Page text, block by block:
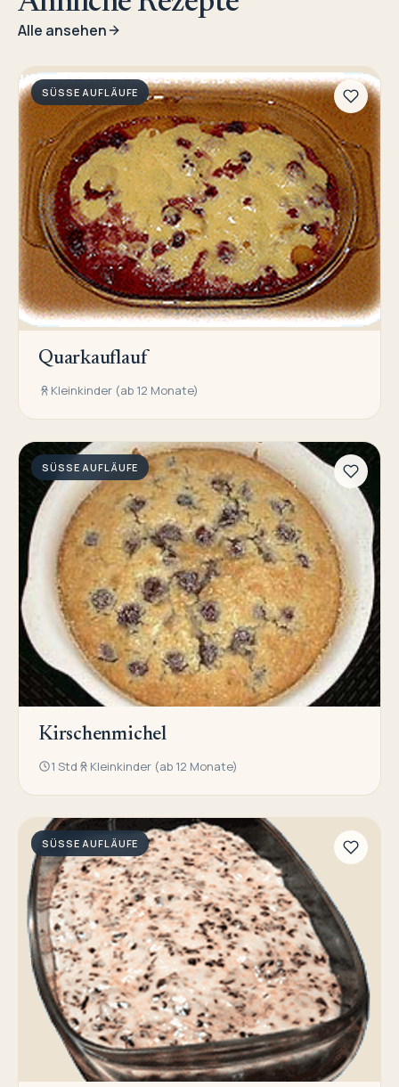
Alle ansehen
SÜSSE AUFLÄUFE
Quarkauflauf
Kleinkinder (ab 12 Monate)
SÜSSE AUFLÄUFE
Kirschenmichel
1 Std Kleinkinder (ab 12 Monate)
SÜSSE AUFLÄUFE